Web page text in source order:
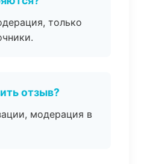
только
отзыв?
модерация в